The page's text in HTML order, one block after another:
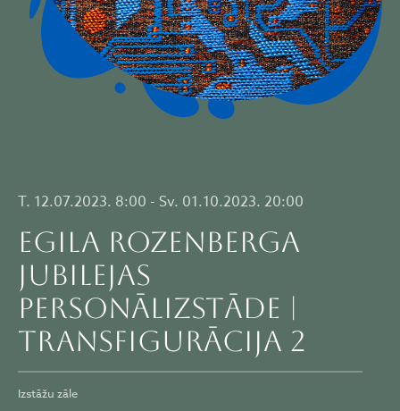
T. 12.07.2023. 8:00 - Sv. 01.10.2023. 20:00
EGILA ROZENBERGA
jubilejas
personālizstāde |
TRANSFIGURĀCIJA 2
Izstāžu zāle